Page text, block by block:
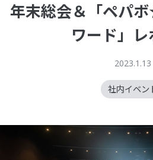
年末総会＆「ペパ
ワード」レ
2023.1.13
社内イベン